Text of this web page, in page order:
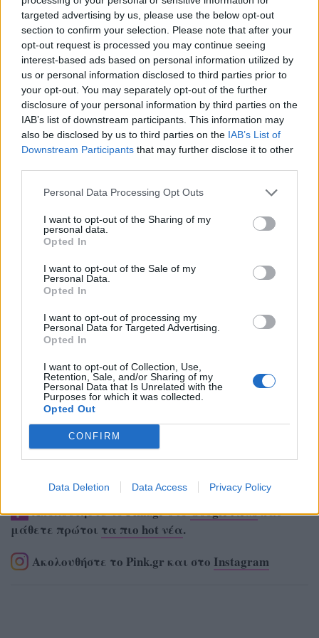
targeted advertising by us, please use the below opt-out
section to confirm your selection. Please note that after your
opt-out request is processed you may continue seeing
interest-based ads based on personal information utilized by
us or personal information disclosed to third parties prior to
your opt-out. You may separately opt-out of the further
disclosure of your personal information by third parties on the
IAB’s list of downstream participants. This information may
also be disclosed by us to third parties on the IAB’s List of
Downstream Participants that may further disclose it to other
Personal Data Processing Opt Outs
I want to opt-out of the Sharing of my
personal data.
Opted In
I want to opt-out of the Sale of my
Personal Data.
Opted In
I want to opt-out of processing my
Personal Data for Targeted Advertising.
Opted In
I want to opt-out of Collection, Use,
Retention, Sale, and/or Sharing of my
Personal Data that Is Unrelated with the
Purposes for which it was collected.
Opted Out
CONFIRM
Data Deletion Data Access Privacy Policy
Σημειώνεται πως ο Γιάννης Βασιλείου και ο
Γιώργος Αλκαίος έχουν δει τις μεταξύ τους
σχέσεις να περνούν κατά καιρούς από διάφορες
φάσεις.
[ΠΗΓΗ]
ΔΙΑΦΗΜΙΣΗ
Ακολουθήστε το Pink.gr στοGoogle Newsκαι
μάθετε πρώτοι τα πιο hot νέα.
Ακολουθήστε το Pink.gr και στο Instagram